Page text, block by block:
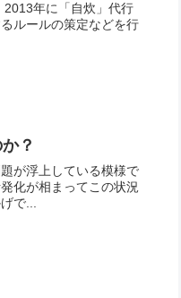
年に「自炊」代行
ルールの策定などを行
？
が浮上している模様で
化が相まってこの状況
で...